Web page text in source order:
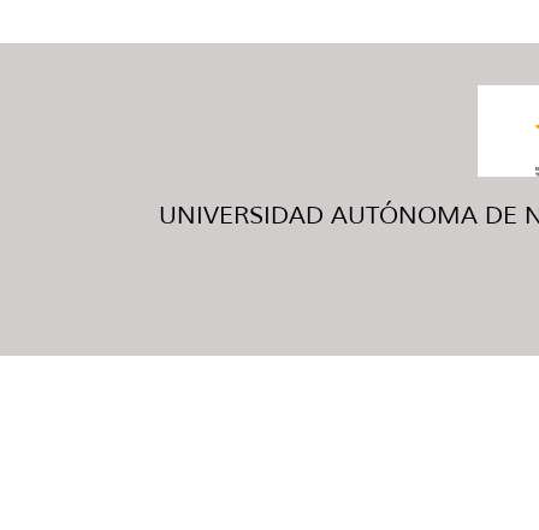
UNIVERSIDAD AUTÓNOMA DE